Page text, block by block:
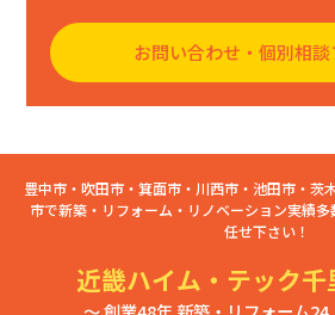
お問い合わせ・個別相
豊中市・吹田市・箕面市・川西市・池田市・茨
市で新築・リフォーム・リノベーション実績
任せ下さい！
近畿ハイム・テック千